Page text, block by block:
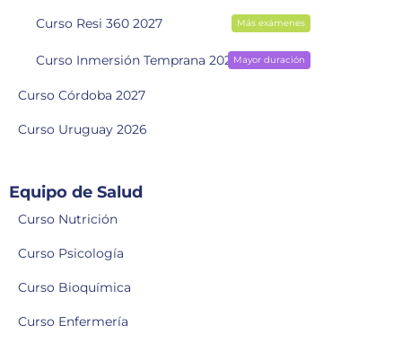
Curso Resi 360 2027 Más exámenes
Curso Inmersión Temprana 2028Mayor duración
Curso Córdoba 2027
Curso Uruguay 2026
Equipo de Salud
Curso Nutrición
Curso Psicología
Curso Bioquímica
Curso Enfermería